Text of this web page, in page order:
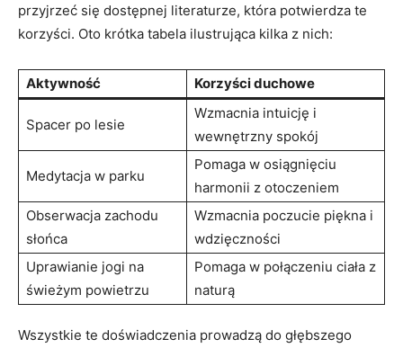
przyjrzeć się dostępnej literaturze, która potwierdza te
korzyści. Oto krótka tabela ilustrująca kilka z nich:
Aktywność Korzyści duchowe
Spacer po lesie
Wzmacnia intuicję i
wewnętrzny spokój
Medytacja w parku
Pomaga w osiągnięciu
harmonii z otoczeniem
Obserwacja zachodu
słońca
Wzmacnia poczucie piękna i
wdzięczności
Uprawianie jogi na
świeżym powietrzu
Pomaga w połączeniu ciała z
naturą
Wszystkie te doświadczenia prowadzą do głębszego